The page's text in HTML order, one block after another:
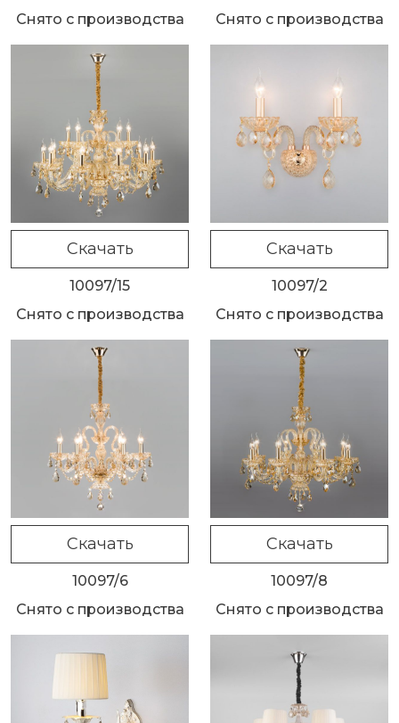
Снято с производства
Снято с производства
Скачать
10097/15
Снято с производства
Скачать
10097/2
Снято с производства
Скачать
10097/6
Снято с производства
Скачать
10097/8
Снято с производства